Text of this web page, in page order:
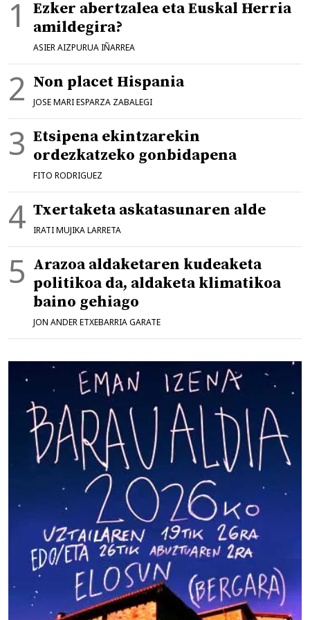
Ezker abertzalea eta Euskal Herria
amildegira?
ASIER AIZPURUA IÑARREA
Non placet Hispania
JOSE MARI ESPARZA ZABALEGI
Etsipena ekintzarekin
ordezkatzeko gonbidapena
FITO RODRIGUEZ
Txertaketa askatasunaren alde
IRATI MUJIKA LARRETA
Arazoa aldaketaren kudeaketa
politikoa da, aldaketa klimatikoa
baino gehiago
JON ANDER ETXEBARRIA GARATE